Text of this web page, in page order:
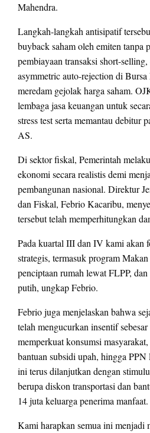
Mahendra.
Langkah-langkah antisipatif
buyback saham oleh emiten tanpa
pembiayaan transaksi short-
asymmetric auto-rejection di
meredam gejolak harga saham.
lembaga jasa keuangan untuk
stress test serta memantau debitur
AS.
Di sektor fiskal, Pemerintah
ekonomi secara realistis demi
pembangunan nasional. Direktur
dan Fiskal, Febrio Kacaribu,
tersebut telah memperhitungkan
Pada kuartal III dan IV kami akan
strategis, termasuk program
penciptaan rumah lewat FLPP,
putih, ungkap Febrio.
Febrio juga menjelaskan bahwa
telah mengucurkan insentif
memperkuat konsumsi
bantuan subsidi upah, hingga
ini terus dilanjutkan dengan
berupa diskon transportasi dan
14 juta keluarga penerima manfaat.
Kami harapkan semua ini menjadi